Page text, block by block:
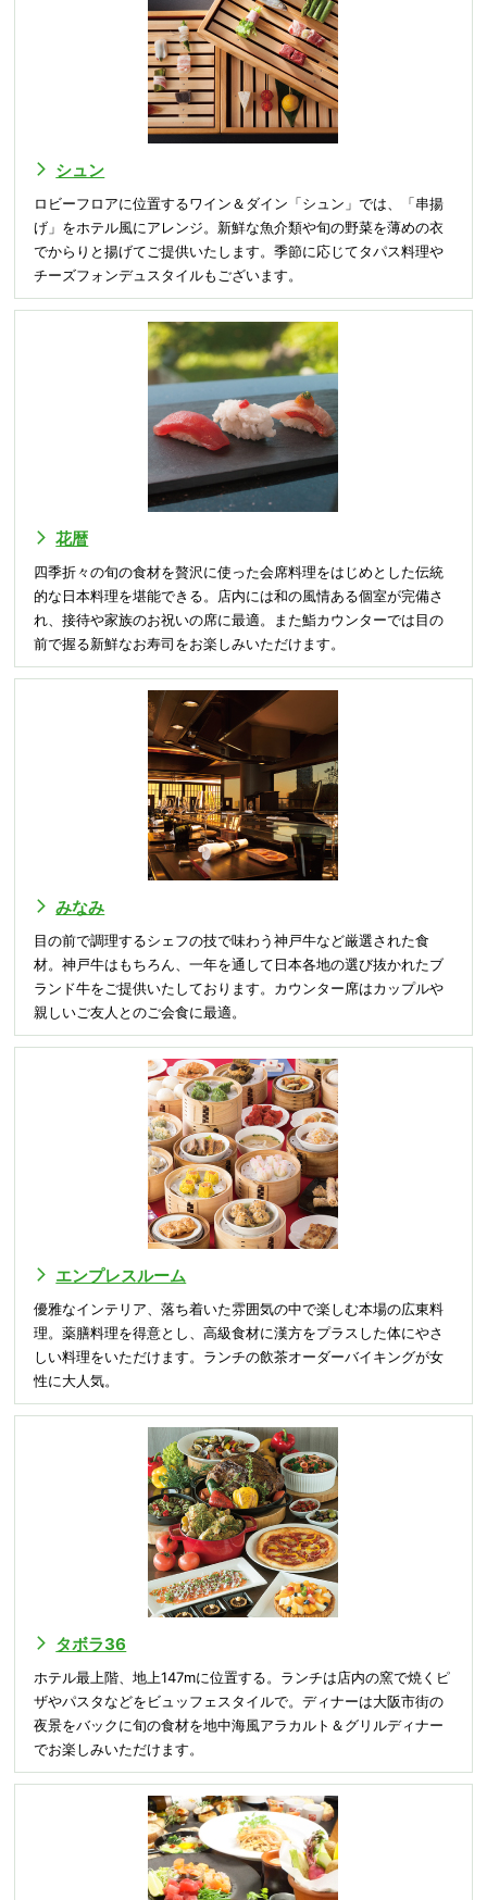
シュン
ロビーフロアに位置するワイン＆ダイン「シュン」では、「串揚
げ」をホテル風にアレンジ。新鮮な魚介類や旬の野菜を薄めの衣
でからりと揚げてご提供いたします。季節に応じてタパス料理や
チーズフォンデュスタイルもございます。
花暦
四季折々の旬の食材を贅沢に使った会席料理をはじめとした伝統
的な日本料理を堪能できる。店内には和の風情ある個室が完備さ
れ、接待や家族のお祝いの席に最適。また鮨カウンターでは目の
前で握る新鮮なお寿司をお楽しみいただけます。
みなみ
目の前で調理するシェフの技で味わう神戸牛など厳選された食
材。神戸牛はもちろん、一年を通して日本各地の選び抜かれたブ
ランド牛をご提供いたしております。カウンター席はカップルや
親しいご友人とのご会食に最適。
エンプレスルーム
優雅なインテリア、落ち着いた雰囲気の中で楽しむ本場の広東料
理。薬膳料理を得意とし、高級食材に漢方をプラスした体にやさ
しい料理をいただけます。ランチの飲茶オーダーバイキングが女
性に大人気。
タボラ36
ホテル最上階、地上147mに位置する。ランチは店内の窯で焼くピ
ザやパスタなどをビュッフェスタイルで。ディナーは大阪市街の
夜景をバックに旬の食材を地中海風アラカルト＆グリルディナー
でお楽しみいただけます。